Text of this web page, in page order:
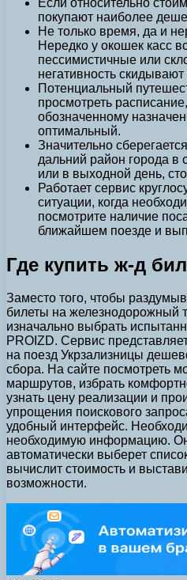
покупают наиболее
Не только время, да и
Нередко у окошек касс
пессимистичные или
негативность
Потенциальный
просмотреть
обозначенному
оптимальный.
Значительно
дальний район города в
или в выходной день,
Работает сервис
ситуации, когда
посмотрите наличие
ближайшем поезде и
Где купить ж-д
Заместо того, чтобы
билеты на железнодорожный
изначально выбрать
PROIZD. Сервис
на поезд Укрзализницы
сбора. На сайте посмотреть
маршрутов, избрать
узнать цену реализации и
упрощения поискового
удобный интерфейс.
необходимую информацию.
автоматически выберет
вычислит стоимость и
возможности.